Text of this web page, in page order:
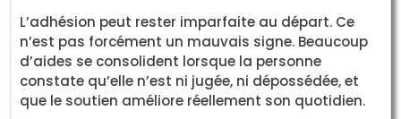
L’adhésion peut rester imparfaite au départ. Ce
n’est pas forcément un mauvais signe. Beaucoup
d’aides se consolident lorsque la personne
constate qu’elle n’est ni jugée, ni dépossédée, et
que le soutien améliore réellement son quotidien.